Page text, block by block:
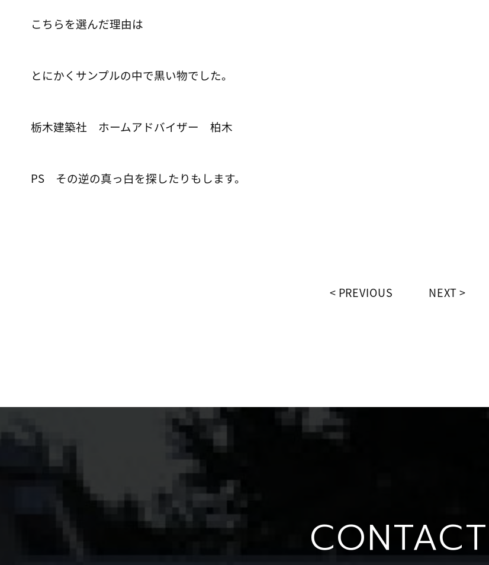
こちらを選んだ理由は
とにかくサンプルの中で黒い物でした。
栃木建築社 ホームアドバイザー 柏木
PS その逆の真っ白を探したりもします。
PREVIOUS NEXT
CONTACT